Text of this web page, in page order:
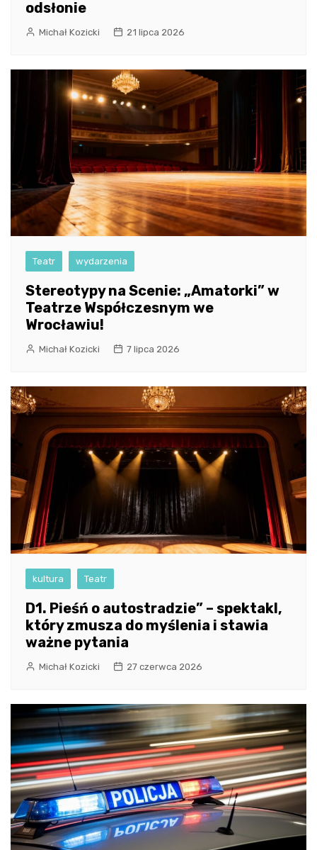
odsłonie
Michał Kozicki 21 lipca 2026
Teatr wydarzenia
Stereotypy na Scenie: „Amatorki” w
Teatrze Współczesnym we
Wrocławiu!
Michał Kozicki 7 lipca 2026
kultura Teatr
D1. Pieśń o autostradzie” – spektakl,
który zmusza do myślenia i stawia
ważne pytania
Michał Kozicki 27 czerwca 2026